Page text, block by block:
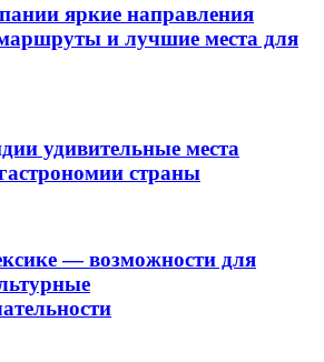
яркие направления
и лучшие места для
удивительные места
страны
— возможности для